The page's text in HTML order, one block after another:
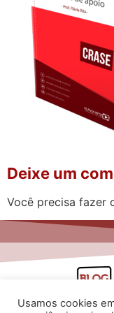
Deixe um
Você precisa fazer
Usamos cookies